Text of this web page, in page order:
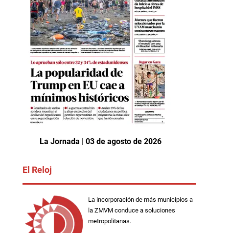
La Jornada | 03 de agosto de 2026
El Reloj
La incorporación de más municipios a
la ZMVM conduce a soluciones
metropolitanas.